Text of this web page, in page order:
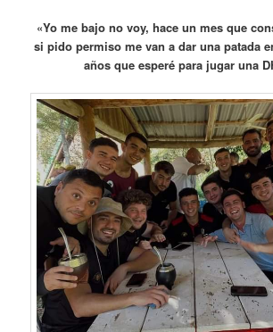
«Yo me bajo no voy, hace un mes que
si pido permiso me van a dar una patada
años que esperé para jugar una